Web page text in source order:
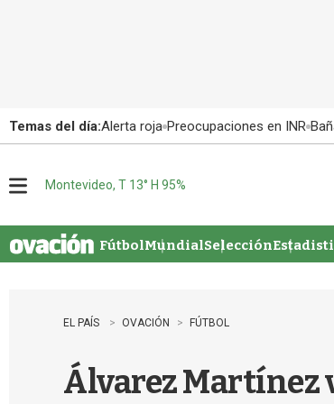
Temas del día:Alerta roja Preocupaciones en INR
u
Montevideo, T 13° H 95%
FútbolMundialSelección
EL PAÍS OVACIÓN FÚTBOL
Álvarez Martínez